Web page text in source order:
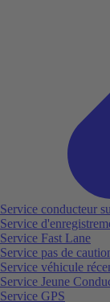
Service conducteur
Service
Service Fast Lane
Service pas de
Service véhicule
Service Jeune
Service GPS